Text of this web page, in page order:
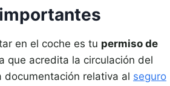
en el coche es tu permiso de
que acredita la circulación del
documentación relativa al seguro